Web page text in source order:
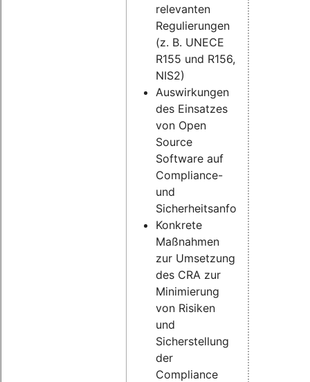
relevanten
Regulierungen
(z. B. UNECE
R155 und R156,
NIS2)
Auswirkungen
des Einsatzes
von Open
Source
Software auf
Compliance-
und
Sicherheitsanforderungen
Konkrete
Maßnahmen
zur Umsetzung
des CRA zur
Minimierung
von Risiken
und
Sicherstellung
der
Compliance